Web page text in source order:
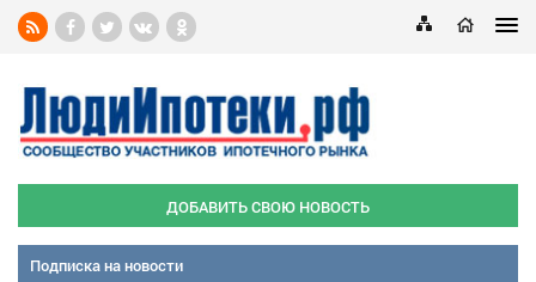
ДОБАВИТЬ СВОЮ НОВОСТЬ
Подписка на новости